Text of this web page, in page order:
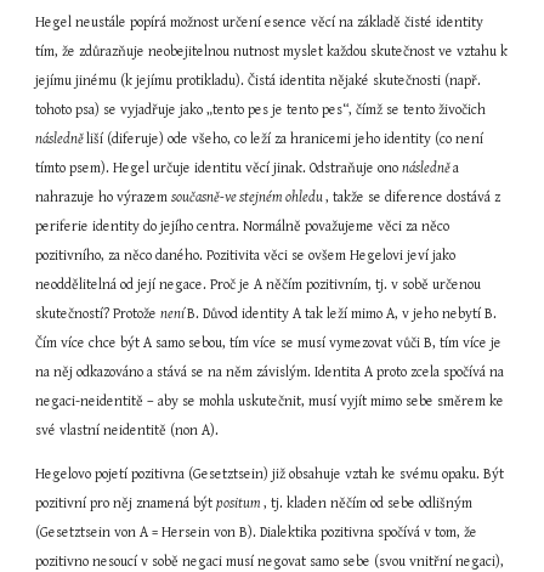
Hegel neustále popírá možnost určení esence věcí na základě čisté identity
tím, že zdůrazňuje neobejitelnou nutnost myslet každou skutečnost ve vztahu k
jejímu jinému (k jejímu protikladu). Čistá identita nějaké skutečnosti (např.
následně liší (diferuje) ode všeho, co leží za hranicemi jeho identity (co není
tímto psem). Hegel určuje identitu věcí jinak. Odstraňuje ono následně a
nahrazuje ho výrazem současně-ve stejném ohledu , takže se diference dostává z
periferie identity do jejího centra. Normálně považujeme věci za něco
pozitivního, za něco daného. Pozitivita věci se ovšem Hegelovi jeví jako
neoddělitelná od její negace. Proč je A něčím pozitivním, tj. v sobě určenou
skutečností? Protože není B. Důvod identity A tak leží mimo A, v jeho nebytí B.
Čím více chce být A samo sebou, tím více se musí vymezovat vůči B, tím více je
na něj odkazováno a stává se na něm závislým. Identita A proto zcela spočívá na
negaci-neidentitě – aby se mohla uskutečnit, musí vyjít mimo sebe směrem ke
své vlastní neidentitě (non A).
Hegelovo pojetí pozitivna (Gesetztsein) již obsahuje vztah ke svému opaku. Být
pozitivní pro něj znamená být positum , tj. kladen něčím od sebe odlišným
(Gesetztsein von A = Hersein von B). Dialektika pozitivna spočívá v tom, že
pozitivno nesoucí v sobě negaci musí negovat samo sebe (svou vnitřní negaci),